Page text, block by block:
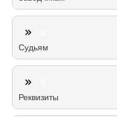
Судьям
Реквизиты